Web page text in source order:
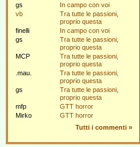
gs
In campo con voi
vb
Tra tutte le passioni,
proprio questa
finelli
In campo con voi
gs
Tra tutte le passioni,
proprio questa
MCP
Tra tutte le passioni,
proprio questa
.mau.
Tra tutte le passioni,
proprio questa
gs
Tra tutte le passioni,
proprio questa
mfp
GTT horror
Mirko
GTT horror
Tutti i commenti »